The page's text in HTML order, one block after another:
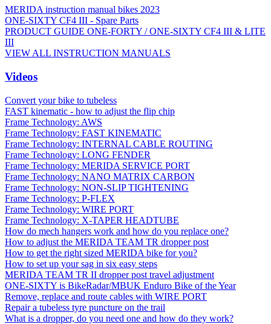
MERIDA instruction manual bikes 2023
ONE-SIXTY CF4 III - Spare Parts
PRODUCT GUIDE ONE-FORTY / ONE-SIXTY CF4 III & LITE
III
VIEW ALL INSTRUCTION MANUALS
Videos
Convert your bike to tubeless
FAST kinematic - how to adjust the flip chip
Frame Technology: AWS
Frame Technology: FAST KINEMATIC
Frame Technology: INTERNAL CABLE ROUTING
Frame Technology: LONG FENDER
Frame Technology: MERIDA SERVICE PORT
Frame Technology: NANO MATRIX CARBON
Frame Technology: NON-SLIP TIGHTENING
Frame Technology: P-FLEX
Frame Technology: WIRE PORT
Frame Technology: X-TAPER HEADTUBE
How do mech hangers work and how do you replace one?
How to adjust the MERIDA TEAM TR dropper post
How to get the right sized MERIDA bike for you?
How to set up your sag in six easy steps
MERIDA TEAM TR II dropper post travel adjustment
ONE-SIXTY is BikeRadar/MBUK Enduro Bike of the Year
Remove, replace and route cables with WIRE PORT
Repair a tubeless tyre puncture on the trail
What is a dropper, do you need one and how do they work?